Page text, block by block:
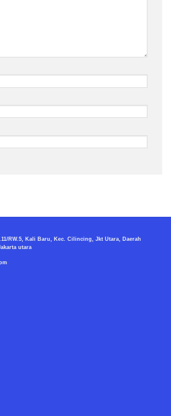
RW.5, Kali Baru, Kec. Cilincing, Jkt Utara, Daerah
utara